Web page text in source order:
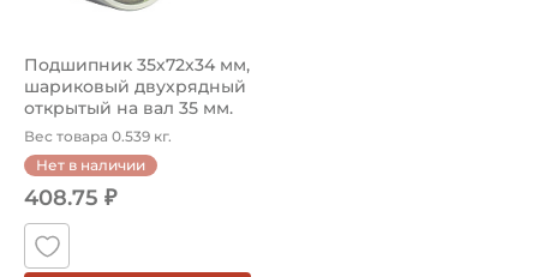
Подшипник 35х72х34 мм,
шариковый двухрядный
открытый на вал 35 мм.
Арти...
Вес товара 0.539 кг.
Нет в наличии
408.75 ₽